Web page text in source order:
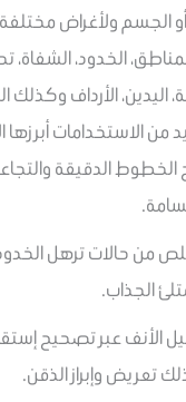
الجسم ولأغراض
الخدود،
اليدين، الأرداف
من الاستخدامات أبرزها
الخطوط الدقيقة
من حالات ترهل
الجذاب.
الأنف عبر تصحيح
تعريض وإبراز الذقن.